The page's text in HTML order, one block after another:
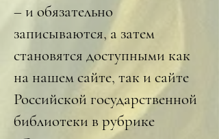
– и обязательно
записываются, а затем
становятся доступными как
на нашем сайте, так и сайте
Российской государственной
библиотеки в рубрике